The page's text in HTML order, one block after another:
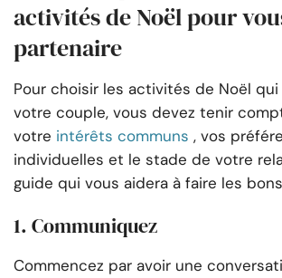
activités de Noël pour
partenaire
Pour choisir les activités de Noël
votre couple, vous devez tenir
votre intérêts communs , vos
individuelles et le stade de votre
guide qui vous aidera à faire les
1. Communiquez
Commencez par avoir une